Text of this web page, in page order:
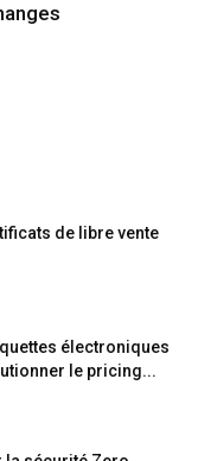
de libre vente
électroniques
le pricing...